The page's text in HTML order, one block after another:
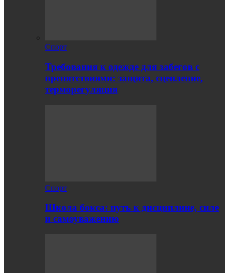
Спорт
Требования к одежде для забегов с
препятствиями: защита, сцепление,
терморегуляция
Спорт
Школа бокса: путь к дисциплине, силе
и самоуважению